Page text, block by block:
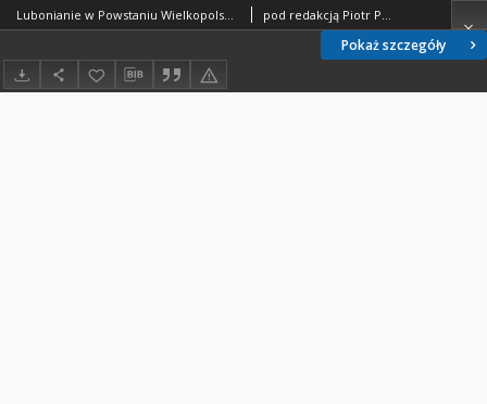
Pokaż szczegóły
Lubonianie w Powstaniu Wielkopolskim 1918-1919 pod redakcją Piotr Paweł Ruszkowski Janusz Karwat